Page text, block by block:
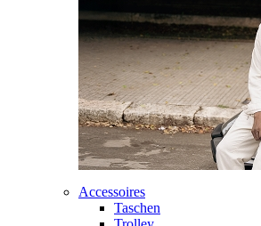
Accessoires
Taschen